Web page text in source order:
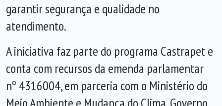
garantir segurança e qualidade no
atendimento.
A iniciativa faz parte do programa Castrapet e
conta com recursos da emenda parlamentar
nº 4316004, em parceria com o Ministério do